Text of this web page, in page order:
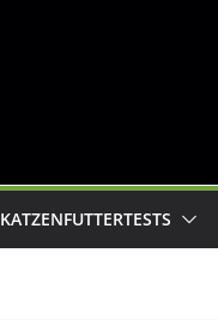
KATZENFUTTERTESTS